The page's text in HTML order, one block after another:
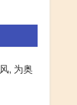
, 为奥